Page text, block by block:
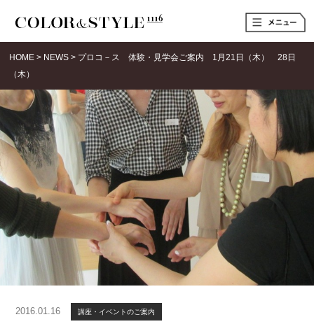
t
o
v
g
a
t
i
n
HOME > NEWS > プロコ－ス 体験・見学会ご案内 1月21日（木） 28日
（木）
2016.01.16 講座・イベントのご案内